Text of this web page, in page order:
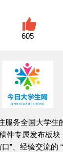
605
服务全国大学生
件专属发布板
”、经验交流的